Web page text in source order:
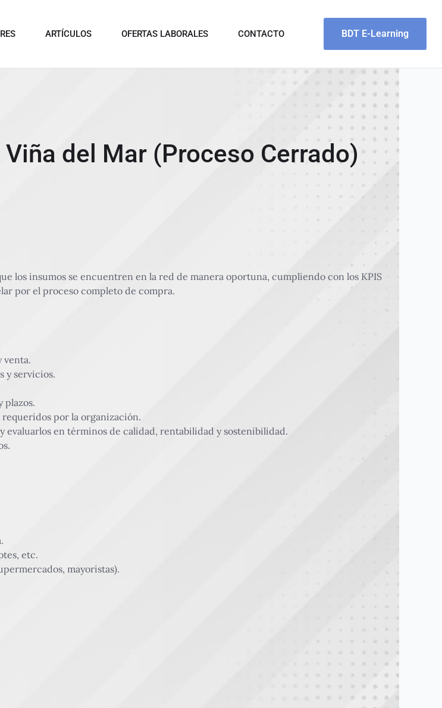
ARTÍCULOS OFERTAS LABORALES CONTACTO BDT E-Learning
del Mar (Proceso Cerrado)
los insumos se encuentren en la red de manera oportuna, cumpliendo con los KPIS
por el proceso completo de compra.
venta.
y servicios.
plazos.
por la organización.
evaluarlos en términos de calidad, rentabilidad y sostenibilidad.
etc.
mayoristas).